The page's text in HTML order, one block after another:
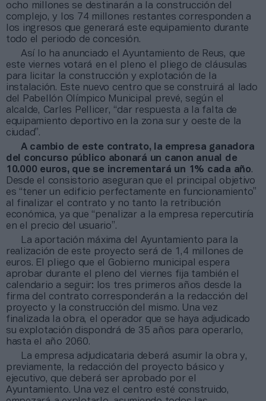
ocho millones se destinarán a la construcción del
complejo, y los 74 millones restantes corresponden a
los ingresos que generará este equipamiento durante
todo el periodo de concesión.
Así lo ha anunciado el Ayuntamiento de Reus, que
este viernes votará en el pleno el pliego de cláusulas
para licitar la construcción y explotación de la
instalación. Este nuevo centro que se construirá al lado
del Pabellón Olímpico Municipal prevé, según el
alcalde, Carles Pellicer, “dar respuesta a la falta de
equipamiento deportivo en la zona sur y oeste de la
ciudad”.
A cambio de este contrato, la empresa ganadora
del concurso público abonará un canon anual de
10.000 euros, que se incrementará un 1% cada año.
Desde el consistorio aseguran que el principal objetivo
es “tener un edificio perfectamente en funcionamiento”
al finalizar el contrato y no tanto la retribución
económica, ya que “penalizar a la empresa repercutiría
en el precio del usuario”.
La aportación máxima del Ayuntamiento para la
realización de este proyecto será de 1,4 millones de
euros. El pliego que el Gobierno municipal espera
aprobar durante el pleno del viernes fija también el
calendario a seguir: los tres primeros años desde la
firma del contrato corresponderán a la redacción del
proyecto y la construcción del mismo. Una vez
finalizada la obra, el operador que se haya adjudicado
su explotación dispondrá de 35 años para operarlo,
hasta el año 2060.
La empresa adjudicataria deberá asumir la obra y,
previamente, la redacción del proyecto básico y
ejecutivo, que deberá ser aprobado por el
Ayuntamiento. Una vez el centro esté construido,